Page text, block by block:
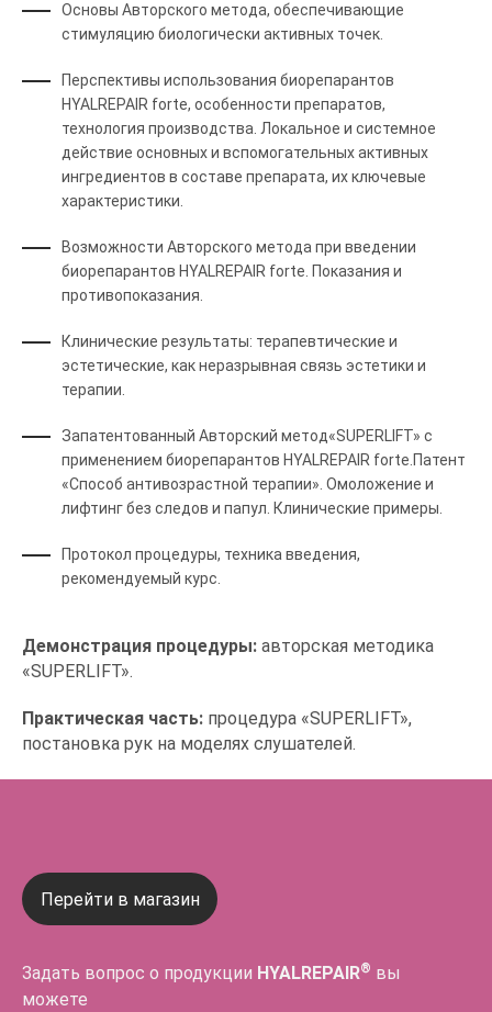
Основы Авторского метода, обеспечивающие
стимуляцию биологически активных точек.
Перспективы использования биорепарантов
HYALREPAIR forte, особенности препаратов,
технология производства. Локальное и системное
действие основных и вспомогательных активных
ингредиентов в составе препарата, их ключевые
характеристики.
Возможности Авторского метода при введении
биорепарантов HYALREPAIR forte. Показания и
противопоказания.
Клинические результаты: терапевтические и
эстетические, как неразрывная связь эстетики и
терапии.
Запатентованный Авторский метод«SUPERLIFT» с
применением биорепарантов HYALREPAIR forte.Патент
«Способ антивозрастной терапии». Омоложение и
лифтинг без следов и папул. Клинические примеры.
Протокол процедуры, техника введения,
рекомендуемый курс.
Демонстрация процедуры: авторская методика
«SUPERLIFT».
Практическая часть: процедура «SUPERLIFT»,
постановка рук на моделях слушателей.
Перейти в магазин
Задать вопрос о продукции HYALREPAIR® вы
можете